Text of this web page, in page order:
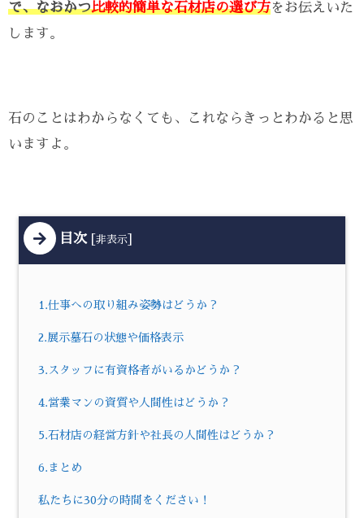
で、なおかつ比較的簡単な石材店の選び方をお伝えいた
します。
石のことはわからなくても、これならきっとわかると思
いますよ。
目次 非表示
1.仕事への取り組み姿勢はどうか？
2.展示墓石の状態や価格表示
3.スタッフに有資格者がいるかどうか？
4.営業マンの資質や人間性はどうか？
5.石材店の経営方針や社長の人間性はどうか？
6.まとめ
私たちに30分の時間をください！